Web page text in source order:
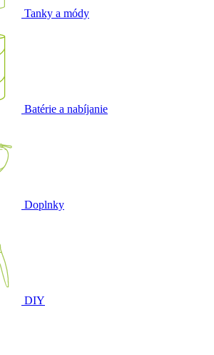
Tanky a módy
Batérie a nabíjanie
Doplnky
DIY